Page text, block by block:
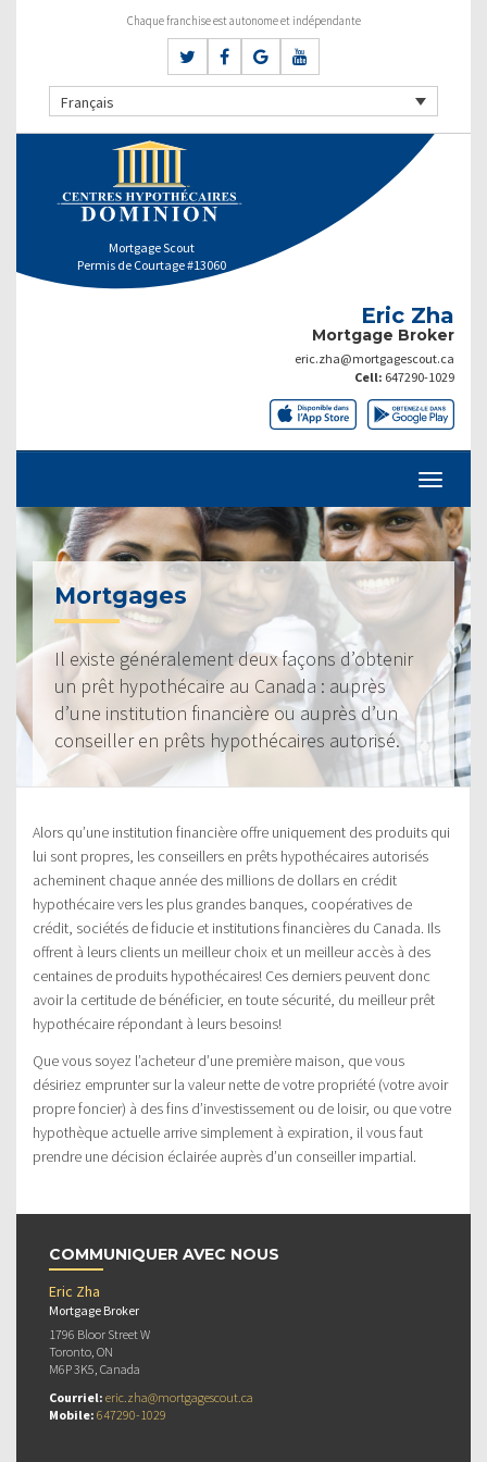
Chaque franchise est autonome et indépendante
Français
Mortgage Scout
Permis de Courtage #13060
Eric Zha
Mortgage Broker
eric.zha@mortgagescout.ca
Cell: 647290-1029
Mortgages
Il existe généralement deux façons d’obtenir
un prêt hypothécaire au Canada : auprès
d’une institution financière ou auprès d’un
conseiller en prêts hypothécaires autorisé.
Alors qu’une institution financière offre uniquement des produits qui
lui sont propres, les conseillers en prêts hypothécaires autorisés
acheminent chaque année des millions de dollars en crédit
hypothécaire vers les plus grandes banques, coopératives de
crédit, sociétés de fiducie et institutions financières du Canada. Ils
offrent à leurs clients un meilleur choix et un meilleur accès à des
centaines de produits hypothécaires! Ces derniers peuvent donc
avoir la certitude de bénéficier, en toute sécurité, du meilleur prêt
hypothécaire répondant à leurs besoins!
Que vous soyez l’acheteur d’une première maison, que vous
désiriez emprunter sur la valeur nette de votre propriété (votre avoir
propre foncier) à des fins d’investissement ou de loisir, ou que votre
hypothèque actuelle arrive simplement à expiration, il vous faut
prendre une décision éclairée auprès d’un conseiller impartial.
COMMUNIQUER AVEC NOUS
Eric Zha
Mortgage Broker
1796 Bloor Street W
Toronto, ON
M6P 3K5, Canada
Courriel: eric.zha@mortgagescout.ca
Mobile: 647290-1029